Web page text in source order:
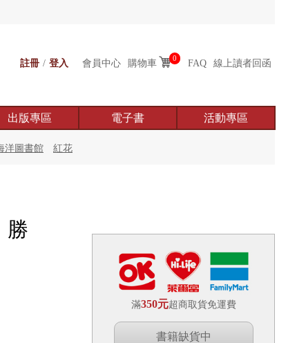
註冊 / 登入 會員中心 購物車 0 FAQ 線上讀者回函
出版專區 電子書 活動專區
洋圖書館 紅花
勝
滿350元超商取貨免運費
書籍缺貨中